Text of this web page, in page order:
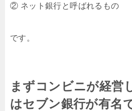
② ネット銀行と呼ばれるもの
です。
まずコンビニが経営
はセブン銀行が有名